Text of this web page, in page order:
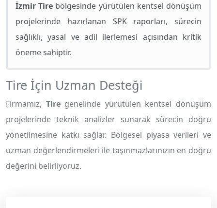
İzmir Tire bölgesinde yürütülen kentsel dönüşüm
projelerinde hazırlanan SPK raporları, sürecin
sağlıklı, yasal ve adil ilerlemesi açısından kritik
öneme sahiptir.
Tire İçin Uzman Desteği
Firmamız, Tiregenelinde yürütülen kentsel dönüşüm
projelerinde teknik analizler sunarak sürecin doğru
yönetilmesine katkı sağlar. Bölgesel piyasa verileri ve
uzman değerlendirmeleri ile taşınmazlarınızın en doğru
değerini belirliyoruz.